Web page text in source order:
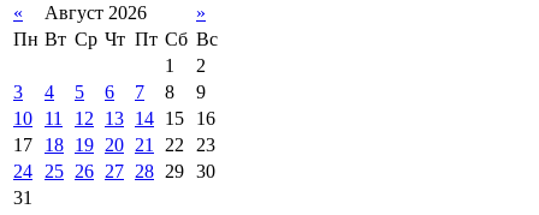
« Август 2026
»
Пн Вт Ср Чт Пт Сб Вс
1
2
3
4 5 6 7 8
9
10
11 12 13 14 15
16
17
18 19 20 21 22
23
24
25 26 27 28 29 30
31